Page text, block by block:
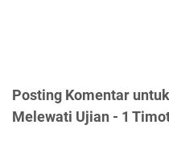
Posting Komentar
Melewati Ujian - 1